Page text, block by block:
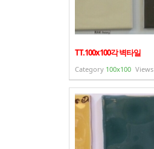
TT.100x100각 벽타일
Category 100x100 Views